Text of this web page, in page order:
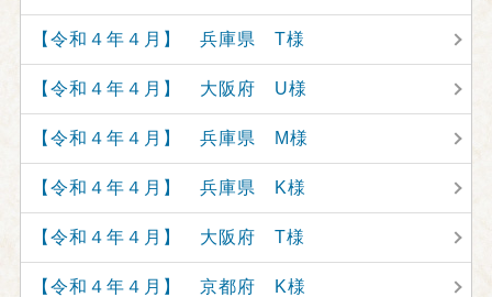
【令和４年４月】 兵庫県 T様
【令和４年４月】 大阪府 U様
【令和４年４月】 兵庫県 M様
【令和４年４月】 兵庫県 K様
【令和４年４月】 大阪府 T様
【令和４年４月】 京都府 K様